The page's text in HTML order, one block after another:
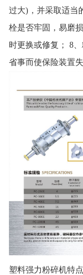
过大)，并采取适当
栓是否牢固，易磨
时更换或修复； 8
省事而使保险装置失
塑料强力粉碎机特